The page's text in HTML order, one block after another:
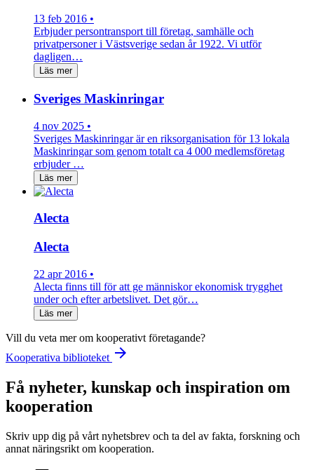
13 feb 2016 •
Erbjuder persontransport till företag, samhälle och
privatpersoner i Västsverige sedan år 1922. Vi utför
dagligen…
Läs mer
Sveriges Maskinringar
4 nov 2025 •
Sveriges Maskinringar är en riksorganisation för 13 lokala
Maskinringar som genom totalt ca 4 000 medlemsföretag
erbjuder …
Läs mer
Alecta
Alecta
22 apr 2016 •
Alecta finns till för att ge människor ekonomisk trygghet
under och efter arbetslivet. Det gör…
Läs mer
Vill du veta mer om kooperativt företagande?
Kooperativa biblioteket arrow_forward
Få nyheter, kunskap och inspiration om
kooperation
Skriv upp dig på vårt nyhetsbrev och ta del av fakta, forskning och
annat näringsrikt om kooperation.